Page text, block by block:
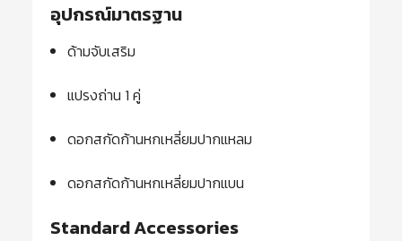
อุปกรณ์มาตรฐาน
ด้ามจับเสริม
แปรงถ่าน 1 คู่
ดอกสกัดก้านหกเหลี่ยมปากแหลม
ดอกสกัดก้านหกเหลี่ยมปากแบน
Standard Accessories